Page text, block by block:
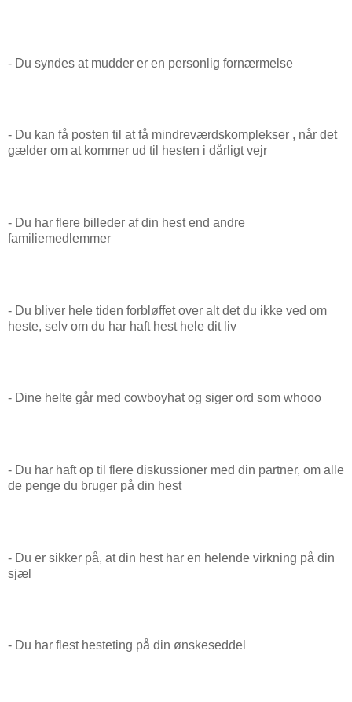
- Du syndes at mudder er en personlig fornærmelse
- Du kan få posten til at få mindreværdskomplekser , når det
gælder om at kommer ud til hesten i dårligt vejr
- Du har flere billeder af din hest end andre
familiemedlemmer
- Du bliver hele tiden forbløffet over alt det du ikke ved om
heste, selv om du har haft hest hele dit liv
- Dine helte går med cowboyhat og siger ord som whooo
- Du har haft op til flere diskussioner med din partner, om alle
de penge du bruger på din hest
- Du er sikker på, at din hest har en helende virkning på din
sjæl
- Du har flest hesteting på din ønskeseddel